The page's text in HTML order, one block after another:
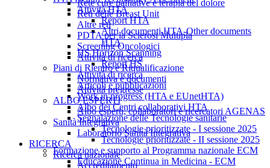
Rete cure palliative e terapia del dolore
Reti delle Breast Unit
Altre reti
PDTA per la Sclerosi Multipla
Screening Oncologici
Attività di ricerca
Piani di Rientro e Riqualificazione
Normativa e documenti
Attività pregresse
ALBO ESPERTI
Albo esperti, collaboratori e ricercatori AGENAS
Sanità Integrativa
Laboratorio Sanità Integrativa
RICERCA
Ricerca nazionale
Accreditamento
Attività HTA
Report HTA
Altri documenti HTA-Other documents
HTA
HS Horizon Scanning
Report HS
Attività di ricerca
Articoli e pubblicazioni
Work in progress (HTA e EUnetHTA)
Albo dei Centri collaborativi HTA
Segnalazione delle Tecnologie sanitarie
Tecnologie prioritizzate - I sessione 2025
Tecnologie prioritizzate - II sessione 2025
Formazione e supporto al Programma nazionale ECM
Educazione Continua in Medicina - ECM